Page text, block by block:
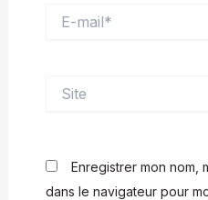
mail*
Enregistrer mon nom,
dans le navigateur pour